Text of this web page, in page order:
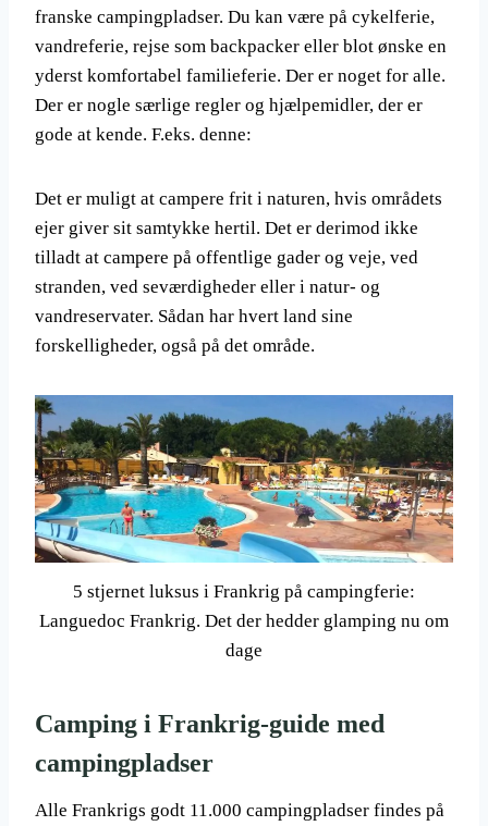
franske campingpladser. Du kan være på cykelferie,
vandreferie, rejse som backpacker eller blot ønske en
yderst komfortabel familieferie. Der er noget for alle.
Der er nogle særlige regler og hjælpemidler, der er
gode at kende. F.eks. denne:
Det er muligt at campere frit i naturen, hvis områdets
ejer giver sit samtykke hertil. Det er derimod ikke
tilladt at campere på offentlige gader og veje, ved
stranden, ved seværdigheder eller i natur- og
vandreservater. Sådan har hvert land sine
forskelligheder, også på det område.
5 stjernet luksus i Frankrig på campingferie:
Languedoc Frankrig. Det der hedder glamping nu om
dage
Camping i Frankrig-guide med
campingpladser
Alle Frankrigs godt 11.000 campingpladser findes på